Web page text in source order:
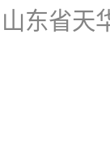
山东省天